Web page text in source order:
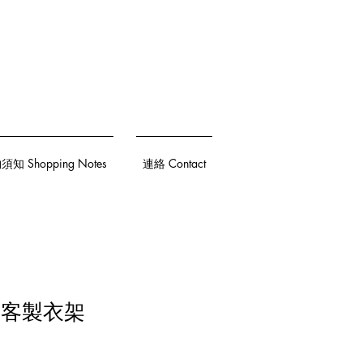
知 Shopping Notes 連絡 Contact
製衣架